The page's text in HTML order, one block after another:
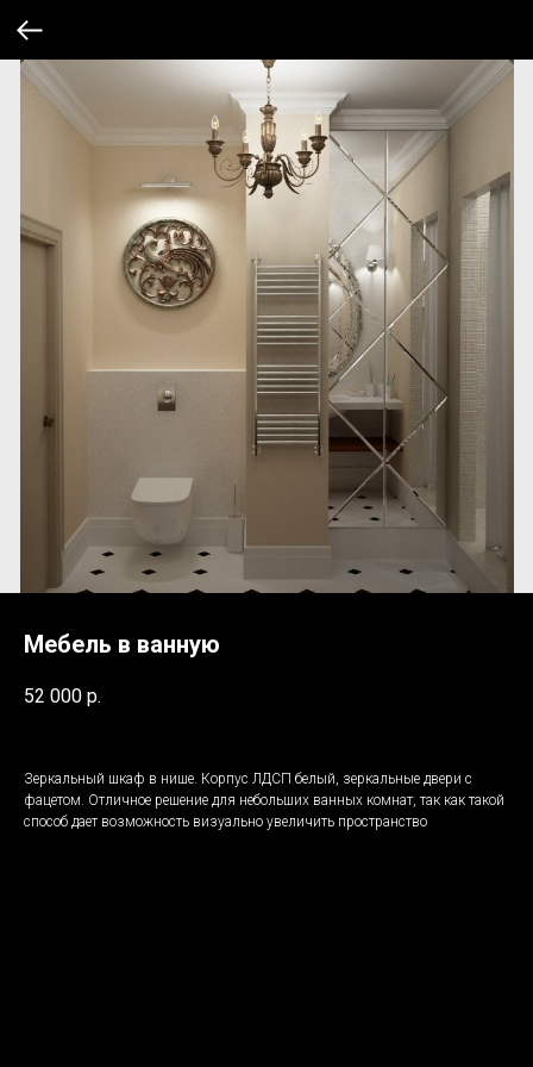
Мебель в ванную
52 000 р.
Зеркальный шкаф в нише. Корпус ЛДСП белый, зеркальные двери с
фацетом. Отличное решение для небольших ванных комнат, так как такой
способ дает возможность визуально увеличить пространство